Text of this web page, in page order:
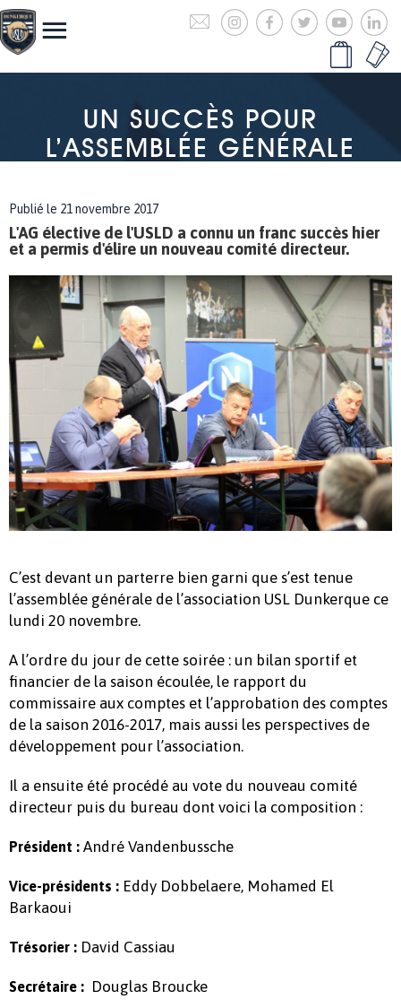
UN SUCCÈS POUR
L’ASSEMBLÉE GÉNÉRALE
Publié le 21 novembre 2017
L'AG élective de l'USLD a connu un franc succès hier
et a permis d'élire un nouveau comité directeur.
C’est devant un parterre bien garni que s’est tenue
l’assemblée générale de l’association USL Dunkerque ce
lundi 20 novembre.
A l’ordre du jour de cette soirée : un bilan sportif et
financier de la saison écoulée, le rapport du
commissaire aux comptes et l’approbation des comptes
de la saison 2016-2017, mais aussi les perspectives de
développement pour l’association.
Il a ensuite été procédé au vote du nouveau comité
directeur puis du bureau dont voici la composition :
Président : André Vandenbussche
Vice-présidents : Eddy Dobbelaere, Mohamed El
Barkaoui
Trésorier : David Cassiau
Secrétaire : Douglas Broucke